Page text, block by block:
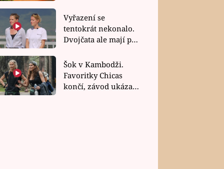
rychlé recepty
Vyřazení se
tentokrát nekonalo.
Dvojčata ale mají po
závodu nůž na krku
Šok v Kambodži.
Favoritky Chicas
končí, závod ukázal